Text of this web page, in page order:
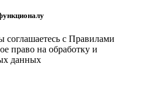
соглашаетесь с Правилами
право на обработку и
данных